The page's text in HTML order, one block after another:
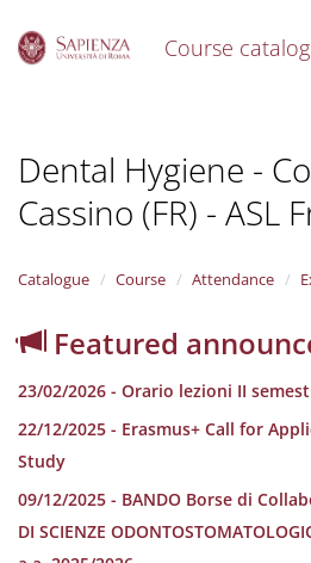
Course
Dental Hygiene -
Cassino (FR) - ASL
Catalogue Course Attendance
Featured
23/02/2026 - Orario lezioni II
22/12/2025 - Erasmus+ Call for
Study
09/12/2025 - BANDO Borse di
DI SCIENZE